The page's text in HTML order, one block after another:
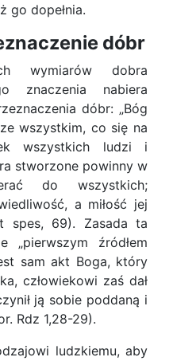
go dopełnia.
dóbr
wymiarów dobra
znaczenia nabiera
dóbr: „Bóg
wszystkim, co się na
wszystkich ludzi i
stworzone powinny w
do wszystkich;
a miłość jej
spes, 69). Zasada ta
źródłem
sam akt Boga, który
człowiekowi zaś dał
ją sobie poddaną i
Rdz 1,28-29).
ludzkiemu, aby